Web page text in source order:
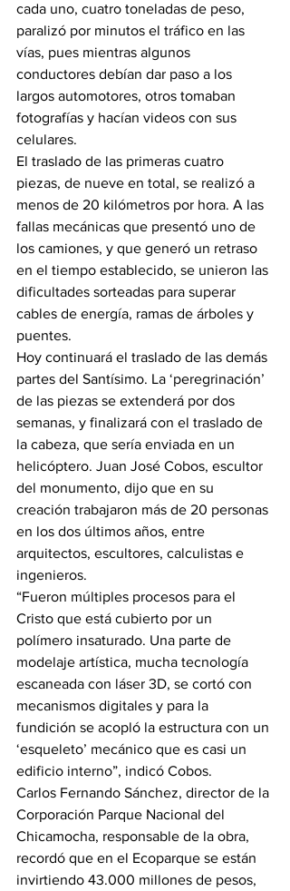
cada uno, cuatro toneladas de peso,
paralizó por minutos el tráfico en las
vías, pues mientras algunos
conductores debían dar paso a los
largos automotores, otros tomaban
fotografías y hacían videos con sus
celulares.
El traslado de las primeras cuatro
piezas, de nueve en total, se realizó a
menos de 20 kilómetros por hora. A las
fallas mecánicas que presentó uno de
los camiones, y que generó un retraso
en el tiempo establecido, se unieron las
dificultades sorteadas para superar
cables de energía, ramas de árboles y
puentes.
Hoy continuará el traslado de las demás
partes del Santísimo. La ‘peregrinación’
de las piezas se extenderá por dos
semanas, y finalizará con el traslado de
la cabeza, que sería enviada en un
helicóptero. Juan José Cobos, escultor
del monumento, dijo que en su
creación trabajaron más de 20 personas
en los dos últimos años, entre
arquitectos, escultores, calculistas e
ingenieros.
“Fueron múltiples procesos para el
Cristo que está cubierto por un
polímero insaturado. Una parte de
modelaje artística, mucha tecnología
escaneada con láser 3D, se cortó con
mecanismos digitales y para la
fundición se acopló la estructura con un
‘esqueleto’ mecánico que es casi un
edificio interno”, indicó Cobos.
Carlos Fernando Sánchez, director de la
Corporación Parque Nacional del
Chicamocha, responsable de la obra,
recordó que en el Ecoparque se están
invirtiendo 43.000 millones de pesos,